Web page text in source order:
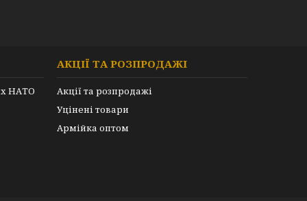
НАТО
АКЦІЇ ТА РОЗПРОДАЖІ
Акції та розпродажі
Уцінені товари
Армійка оптом